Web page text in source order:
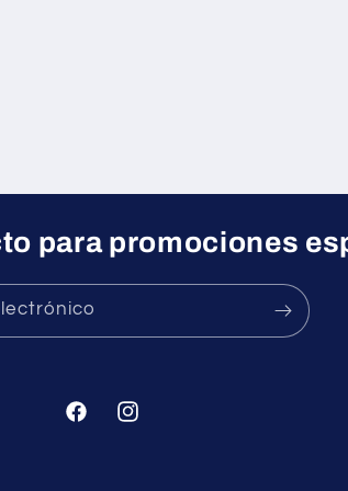
para promociones
FacebookInstagram